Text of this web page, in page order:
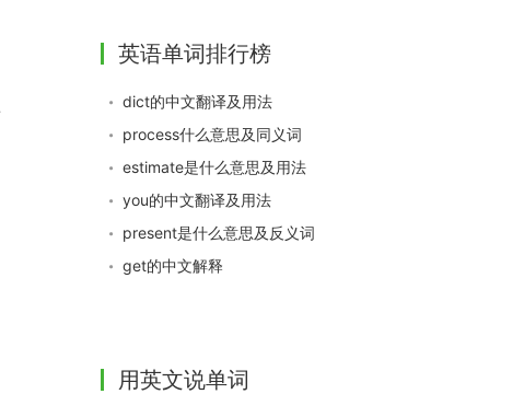
英语单词排行榜
dict的中文翻译及用法
process什么意思及同义词
estimate是什么意思及用法
you的中文翻译及用法
present是什么意思及反义词
get的中文解释
用英文说单词